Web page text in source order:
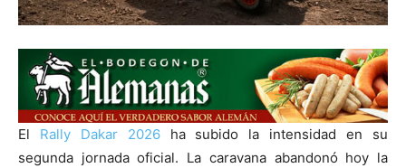
El Rally Dakar 2026ha subido la intensidad en su
segunda jornada oficial. La caravana abandonó hoy la